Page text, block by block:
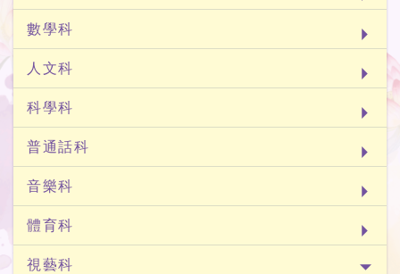
數學科
人文科
科學科
普通話科
音樂科
體育科
視藝科